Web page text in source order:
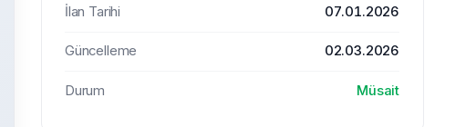
İlan Tarihi 07.01.2026
Güncelleme 02.03.2026
Durum Müsait